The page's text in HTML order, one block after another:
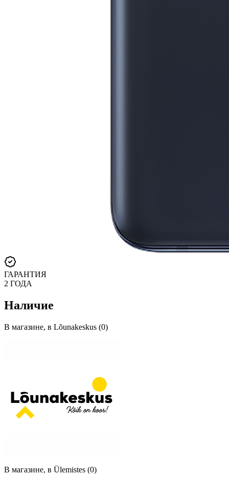
ГАРАНТИЯ
2 ГОДА
Наличие
В магазине, в Lõunakeskus (0)
В магазине, в Ülemistes (0)